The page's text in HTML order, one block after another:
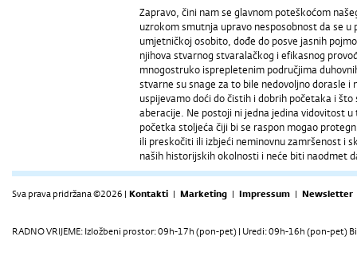
Zapravo, čini nam se glavnom poteškoćom
uzrokom smutnja upravo nesposobnost da se
umjetničkoj osobito, dođe do posve jasnih
njihova stvarnog stvaralačkog i efikasnog
mnogostruko isprepletenim područjima
stvarne su snage za to bile nedovoljno dorasle
uspijevamo doći do čistih i dobrih početaka i
aberacije. Ne postoji ni jedna jedina vidovitost
početka stoljeća čiji bi se raspon mogao
ili preskočiti ili izbjeći neminovnu zamršenost i
naših historijskih okolnosti i neće biti naodmet
Sva prava pridržana ©2026 | Kontakti | Marketing | Impressum | Newsletter
RADNO VRIJEME: Izložbeni prostor: 09h-17h (pon-pet) | Uredi: 09h-16h (pon-pet)